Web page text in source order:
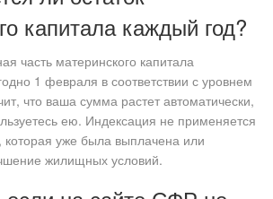
капитала каждый год?
часть материнского капитала
1 февраля в соответствии с уровнем
что ваша сумма растет автоматически,
ею. Индексация не применяется
которая уже была выплачена или
жилищных условий.